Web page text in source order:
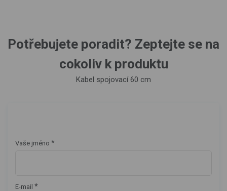
Potřebujete poradit? Zeptejte se na
cokoliv k produktu
Kabel spojovací 60 cm
Vaše jméno *
E-mail *